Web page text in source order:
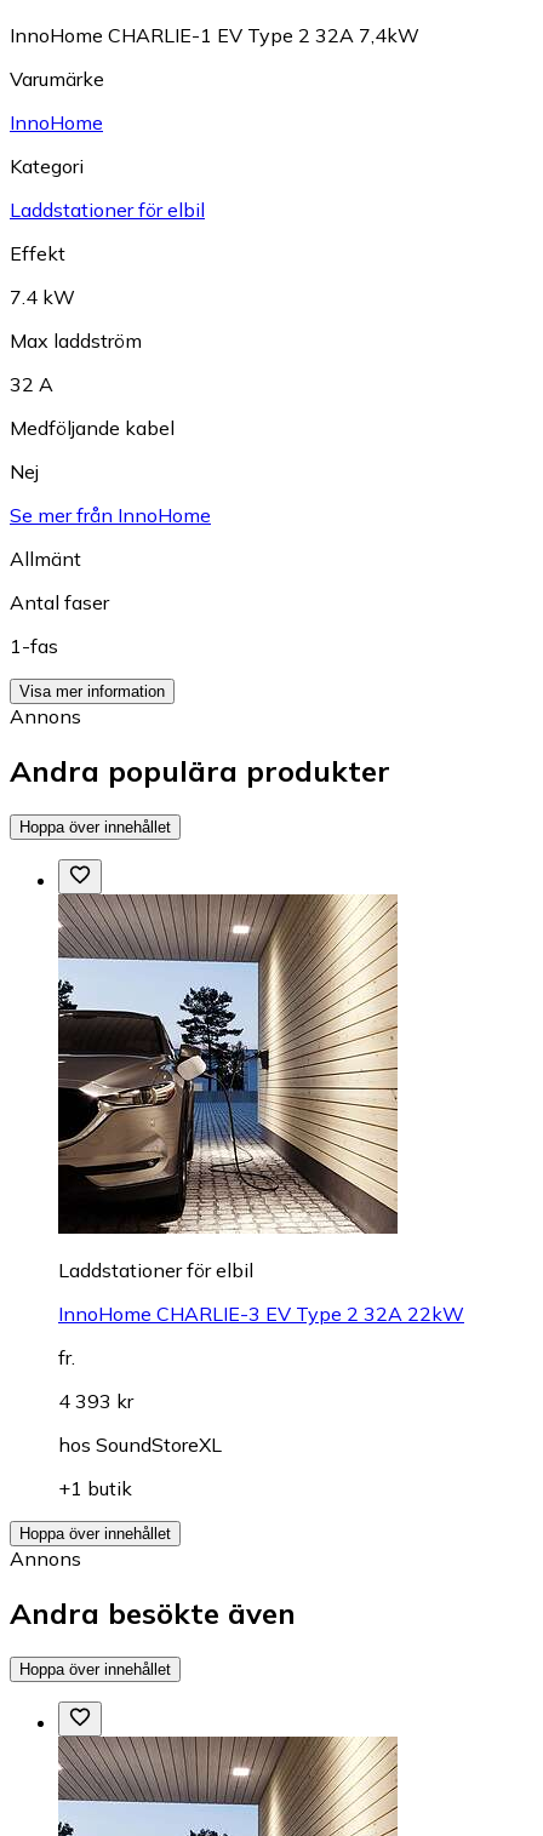
InnoHome CHARLIE-1 EV Type 2 32A 7,4kW
Varumärke
InnoHome
Kategori
Laddstationer för elbil
Effekt
7.4 kW
Max laddström
32 A
Medföljande kabel
Nej
Se mer från InnoHome
Allmänt
Antal faser
1-fas
Visa mer information
Annons
Andra populära produkter
Hoppa över innehållet
Laddstationer för elbil
InnoHome CHARLIE-3 EV Type 2 32A 22kW
fr.
4 393 kr
hos SoundStoreXL
+1 butik
Hoppa över innehållet
Annons
Andra besökte även
Hoppa över innehållet